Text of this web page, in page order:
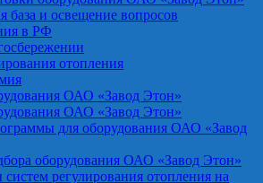
база и освещение вопросов
в РФ
отопления
ОАО «Завод Этон»
ОАО «Завод Этон»
для оборудования ОАО «Завод
оборудования ОАО «Завод Этон»
регулирования отопления на